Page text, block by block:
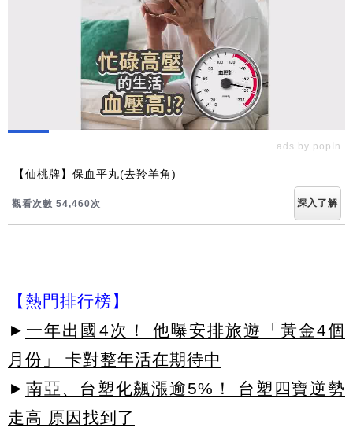
ads by popIn
【仙桃牌】保血平丸(去羚羊角)
觀看次數 54,460次 深入了解
【熱門排行榜】
► 一年出國4次！ 他曝安排旅遊「黃金4個
月份」 卡對整年活在期待中
► 南亞、台塑化飆漲逾5%！ 台塑四寶逆勢
走高 原因找到了